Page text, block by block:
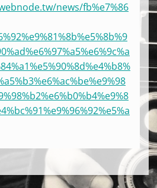
news/fb%e7%86